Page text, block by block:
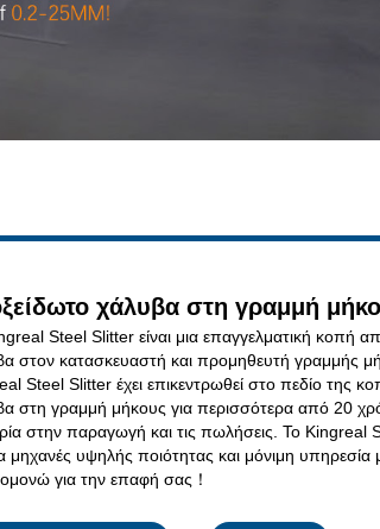
χάλυβα στη γραμμή
Steel Slitter είναι μια επαγγελματική κοπή
στον κατασκευαστή και προμηθευτή γραμμής
Steel Slitter έχει επικεντρωθεί στο πεδίο της
στη γραμμή μήκους για περισσότερα από 20
στην παραγωγή και τις πωλήσεις. Το Kingreal
μηχανές υψηλής ποιότητας και μόνιμη υπηρεσία
για την επαφή σας！